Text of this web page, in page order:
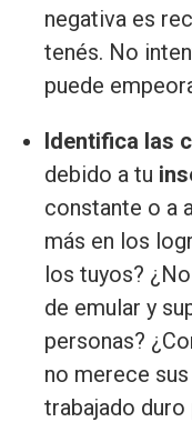
negativa es
tenés. No
puede
Identifica las
debido a tu
constante o a
más en los
los tuyos?
de emular y
personas?
no merece
trabajado